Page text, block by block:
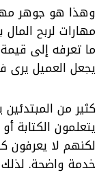
وهذا هو جوهر
مهارات لربح
ما تعرفه إلى
يجعل العميل يرى
كثير من
يتعلمون الكتابة
لكنهم لا
خدمة واضحة.